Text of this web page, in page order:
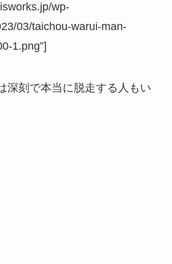
wp-
03/taichou-warui-man-
1.png”]
深刻で本当に脱走する人もい